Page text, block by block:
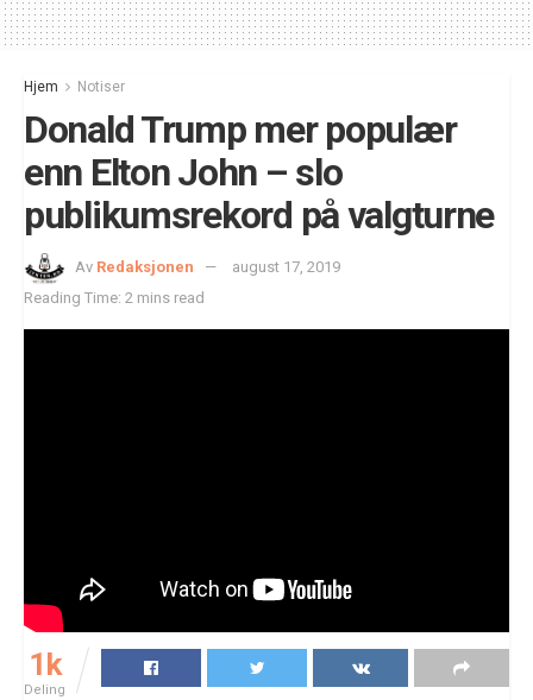
Hjem Notiser
Donald Trump mer populær
enn Elton John – slo
publikumsrekord på valgturne
Av Redaksjonen
august 17, 2019
Reading Time: 2 mins read
1k
Deling